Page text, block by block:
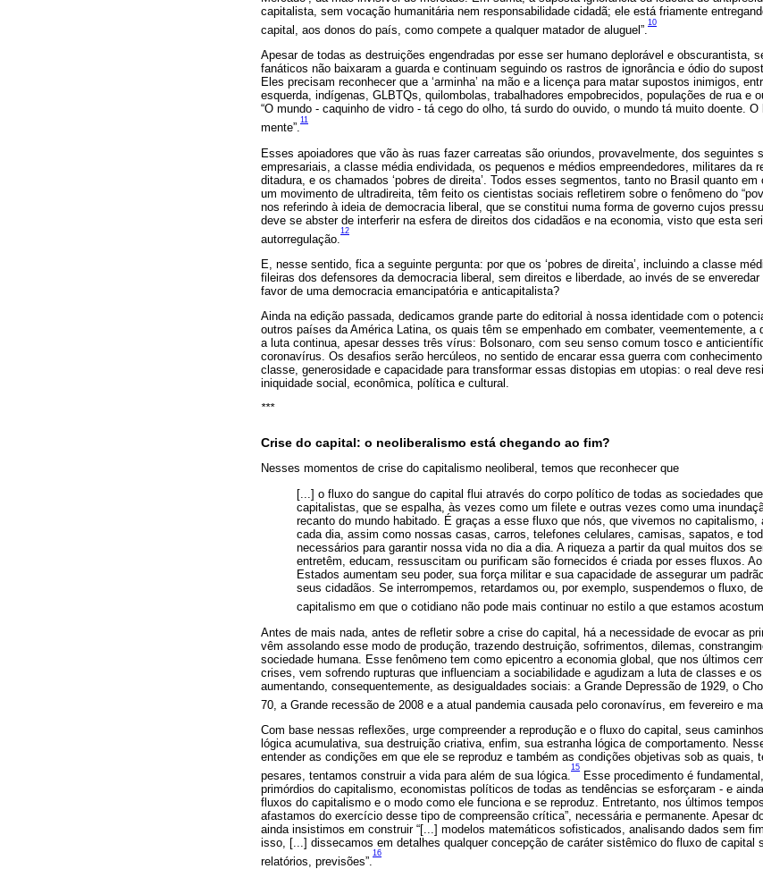
capitalista, sem vocação humanitária nem responsabilidade cidadã; ele está friamente
capital, aos donos do país, como compete a qualquer matador de aluguel”.
10
Apesar de todas as destruições engendradas por esse ser humano deplorável e obscurantista,
fanáticos não baixaram a guarda e continuam seguindo os rastros de ignorância e ódio do
Eles precisam reconhecer que a ‘arminha’ na mão e a licença para matar supostos inimigos,
esquerda, indígenas, GLBTQs, quilombolas, trabalhadores empobrecidos, populações de rua e
“O mundo - caquinho de vidro - tá cego do olho, tá surdo do ouvido, o mundo tá muito doente.
mente”.
11
Esses apoiadores que vão às ruas fazer carreatas são oriundos, provavelmente, dos seguintes
empresariais, a classe média endividada, os pequenos e médios empreendedores, militares da
ditadura, e os chamados ‘pobres de direita’. Todos esses segmentos, tanto no Brasil quanto
um movimento de ultradireita, têm feito os cientistas sociais refletirem sobre o fenômeno do
nos referindo à ideia de democracia liberal, que se constitui numa forma de governo cujos
deve se abster de interferir na esfera de direitos dos cidadãos e na economia, visto que esta
autorregulação.
12
E, nesse sentido, fica a seguinte pergunta: por que os ‘pobres de direita’, incluindo a classe
fileiras dos defensores da democracia liberal, sem direitos e liberdade, ao invés de se
favor de uma democracia emancipatória e anticapitalista?
Ainda na edição passada, dedicamos grande parte do editorial à nossa identidade com o
outros países da América Latina, os quais têm se empenhado em combater, veementemente, a
a luta continua, apesar desses três vírus: Bolsonaro, com seu senso comum tosco e
coronavírus. Os desafios serão hercúleos, no sentido de encarar essa guerra com
classe, generosidade e capacidade para transformar essas distopias em utopias: o real deve
iniquidade social, econômica, política e cultural.
***
Crise do capital: o neoliberalismo está chegando ao fim?
Nesses momentos de crise do capitalismo neoliberal, temos que reconhecer que
[...] o fluxo do sangue do capital flui através do corpo político de todas as sociedades
capitalistas, que se espalha, às vezes como um filete e outras vezes como uma
recanto do mundo habitado. É graças a esse fluxo que nós, que vivemos no capitalismo,
cada dia, assim como nossas casas, carros, telefones celulares, camisas, sapatos, e
necessários para garantir nossa vida no dia a dia. A riqueza a partir da qual muitos dos
entretêm, educam, ressuscitam ou purificam são fornecidos é criada por esses fluxos.
Estados aumentam seu poder, sua força militar e sua capacidade de assegurar um
seus cidadãos. Se interrompemos, retardamos ou, por exemplo, suspendemos o fluxo,
capitalismo em que o cotidiano não pode mais continuar no estilo a que estamos
Antes de mais nada, antes de refletir sobre a crise do capital, há a necessidade de evocar as
vêm assolando esse modo de produção, trazendo destruição, sofrimentos, dilemas,
sociedade humana. Esse fenômeno tem como epicentro a economia global, que nos últimos
crises, vem sofrendo rupturas que influenciam a sociabilidade e agudizam a luta de classes e
aumentando, consequentemente, as desigualdades sociais: a Grande Depressão de 1929, o
70, a Grande recessão de 2008 e a atual pandemia causada pelo coronavírus, em fevereiro e
Com base nessas reflexões, urge compreender a reprodução e o fluxo do capital, seus
lógica acumulativa, sua destruição criativa, enfim, sua estranha lógica de comportamento.
entender as condições em que ele se reproduz e também as condições objetivas sob as quais,
pesares, tentamos construir a vida para além de sua lógica.
15
Esse procedimento é
primórdios do capitalismo, economistas políticos de todas as tendências se esforçaram - e
fluxos do capitalismo e o modo como ele funciona e se reproduz. Entretanto, nos últimos
afastamos do exercício desse tipo de compreensão crítica”, necessária e permanente. Apesar
ainda insistimos em construir “[...] modelos matemáticos sofisticados, analisando dados sem
isso, [...] dissecamos em detalhes qualquer concepção de caráter sistêmico do fluxo de capital
relatórios, previsões”.
16